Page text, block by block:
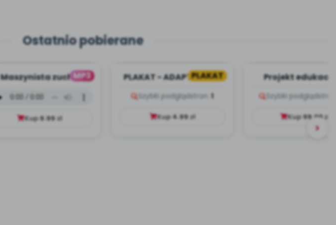
Ostatnio pobierane
MP3
Maszynista zuch -
mp3)
Kup9.99 zł
PLAKAT
PLAKAT - ADAPTACJA -
Szybki podgląd stron: 1
Kup4.99zł
Projekt
Szybki podgląd
Kup99.00zł